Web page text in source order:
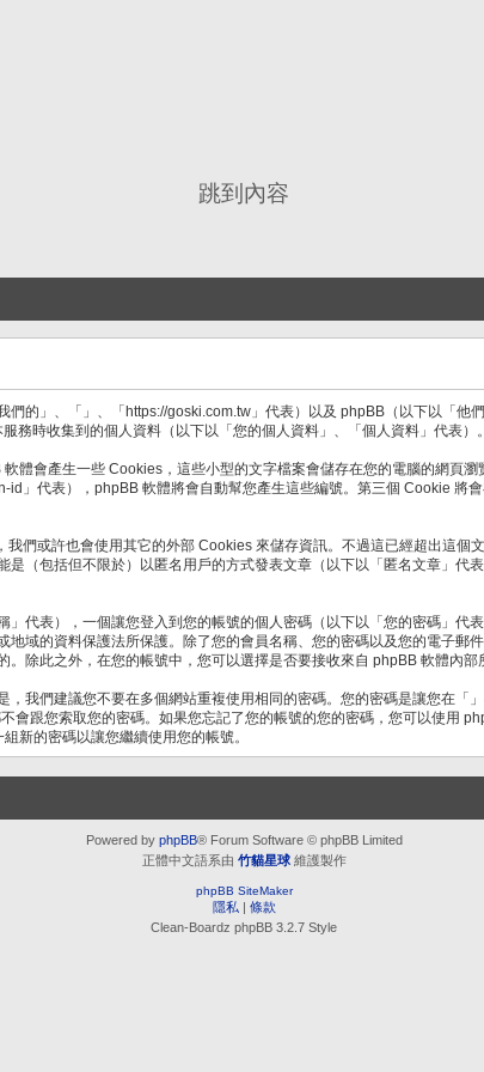
跳到內容
的」、「」、「https://goski.com.tw」代表）以及 phpBB（以下以「他
務時收集到的個人資料（以下以「您的個人資料」、「個人資料」代表）。
體會產生一些 Cookies，這些小型的文字檔案會儲存在您的電腦的網頁
」代表），phpBB 軟體將會自動幫您產生這些編號。第三個 Cookie 將
們或許也會使用其它的外部 Cookies 來儲存資訊。不過這已經超出這個
（包括但不限於）以匿名用戶的方式發表文章（以下以「匿名文章」代
代表），一個讓您登入到您的帳號的個人密碼（以下以「您的密碼」代
域的資料保護法所保護。除了您的會員名稱、您的密碼以及您的電子郵
除此之外，在您的帳號中，您可以選擇是否要接收來自 phpBB 軟體內部
我們建議您不要在多個網站重複使用相同的密碼。您的密碼是讓您在「
會跟您索取您的密碼。如果您忘記了您的帳號的您的密碼，您可以使用
新的密碼以讓您繼續使用您的帳號。
Powered by phpBB® Forum Software © phpBB Limited
正體中文語系由 竹貓星球 維護製作
phpBB SiteMaker
隱私 | 條款
Clean-Boardz phpBB 3.2.7 Style